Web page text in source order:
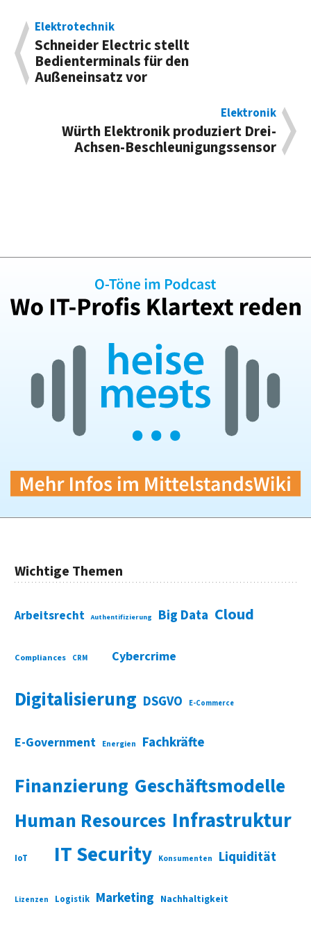
Elektrotechnik
Schneider Electric stellt
Bedienterminals für den
Außeneinsatz vor
Elektronik
Würth Elektronik produziert Drei-
Achsen-Beschleunigungssensor
Wichtige Themen
Arbeitsrecht Authentifizierung Big Data Cloud
Compliances CRM Cybercrime
Digitalisierung DSGVO E-Commerce
E-Government Energien Fachkräfte
Finanzierung Geschäftsmodelle
Human Resources Infrastruktur
IoT IT Security Konsumenten Liquidität
Lizenzen Logistik Marketing Nachhaltigkeit